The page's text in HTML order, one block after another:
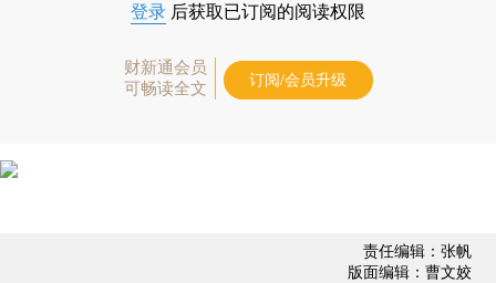
登录 后获取已订阅的阅读权限
财新通会员
可畅读全文
订阅/会员升级
责任编辑：张帆
版面编辑：曹文姣